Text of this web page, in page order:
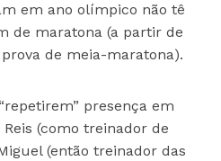
em ano olímpico não tê
de maratona (a partir de
de meia-maratona).
presença em
(como treinador de
(então treinador das